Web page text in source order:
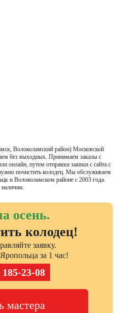
Волоколамский район) Московской
без выходных. Принимаем заказы с
онлайн, путем отправки заявки с сайта с
почистить колодец. Мы обслуживаем
и Волоколамском районе с 2003 года.
осень.
колодец!
заявку.
за 1 час!
23-08
мастера